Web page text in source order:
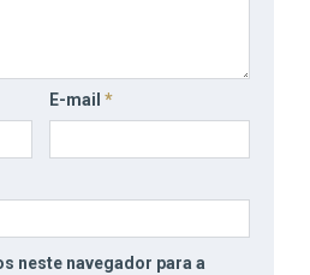
E-mail *
neste navegador para a